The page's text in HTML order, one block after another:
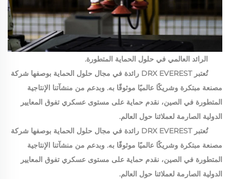
الرائد العالمي في حلول الحماية المتطورة.
تُعتبر DRX EVEREST رائدة في مجال حلول الحماية بوصفها شركة
مصنعة مبتكرة وشريكًا عالميًا موثوقًا به. وبدعم من منشآتنا الإنتاجية
المتطورة في الصين، نقدم حماية على مستوى عسكري تفوق المعايير
الدولية الصارمة لعملائنا حول العالم.
تُعتبر DRX EVEREST رائدة في مجال حلول الحماية بوصفها شركة
مصنعة مبتكرة وشريكًا عالميًا موثوقًا به. وبدعم من منشآتنا الإنتاجية
المتطورة في الصين، نقدم حماية على مستوى عسكري تفوق المعايير
الدولية الصارمة لعملائنا حول العالم.